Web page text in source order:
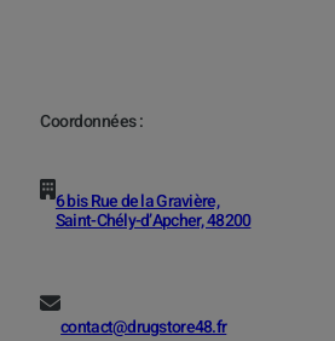
Coordonnées :
6 bis Rue de la Gravière,
Saint-Chély-d’Apcher, 48200
contact@drugstore48.fr